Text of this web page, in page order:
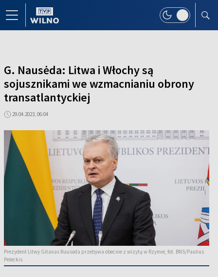
G. Nausėda: Litwa i Włochy są
sojusznikami we wzmacnianiu obrony
transatlantyckiej
29.04.2023, 06:04
Prezydent Litwy Gitanas Nausėda przebywa obecnie z wizytą w Rzymie, fot. BNS/Paulius
Peleckis